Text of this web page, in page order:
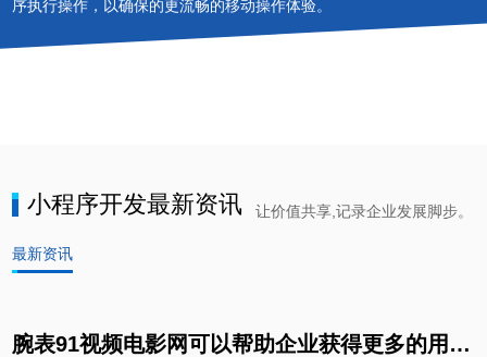
序执行操作，以确保的更流畅的移动操作体验。
小程序开发最新资讯 让价值共享,记录企业发展脚步。
最新资讯
腕表91视频电影网可以帮助企业获得更多的用户关注和市场份额